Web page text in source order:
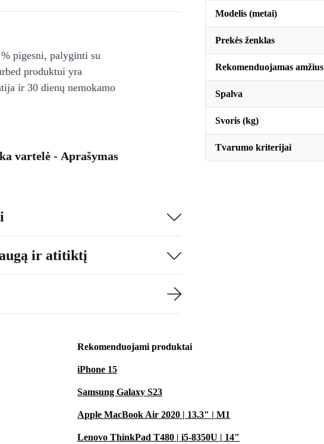
Modelis (metai)
Prekės ženklas
Rekomenduojamas amžius
Spalva
Svoris (kg)
Tvarumo kriterijai
pigesni, palyginti su
produktui yra
ir 30 dienų nemokamo
vartelė - Aprašymas
ir atitiktį
Rekomenduojami produktai
iPhone 15
Samsung Galaxy S23
Apple MacBook Air 2020 | 13.3" | M1
Lenovo ThinkPad T480 | i5-8350U | 14"